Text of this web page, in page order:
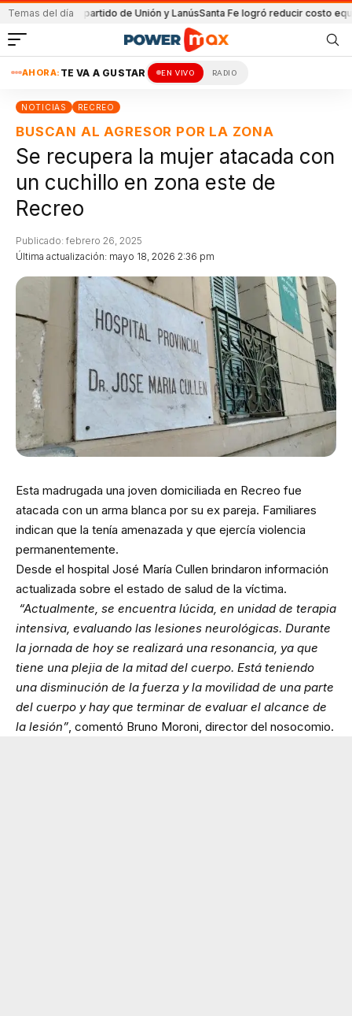
Temas del día
en el partido de Unión y LanúsSanta Fe logró reducir costo
AHORA: TE VA A GUSTAR EN VIVO RADIO
NOTICIAS RECREO
BUSCAN AL AGRESOR POR LA ZONA
Se recupera la mujer atacada con
un cuchillo en zona este de
Recreo
Última actualización: mayo 18, 2026 2:36 pm
Publicado: febrero 26, 2025
Esta madrugada una joven domiciliada en Recreo fue
atacada con un arma blanca por su ex pareja. Familiares
indican que la tenía amenazada y que ejercía violencia
permanentemente.
Desde el hospital José María Cullen brindaron información
actualizada sobre el estado de salud de la víctima.
“Actualmente, se encuentra lúcida, en unidad de terapia
intensiva, evaluando las lesiones neurológicas. Durante
la jornada de hoy se realizará una resonancia, ya que
tiene una plejia de la mitad del cuerpo. Está teniendo
una disminución de la fuerza y la movilidad de una parte
del cuerpo y hay que terminar de evaluar el alcance de
la lesión”, comentó Bruno Moroni, director del nosocomio.